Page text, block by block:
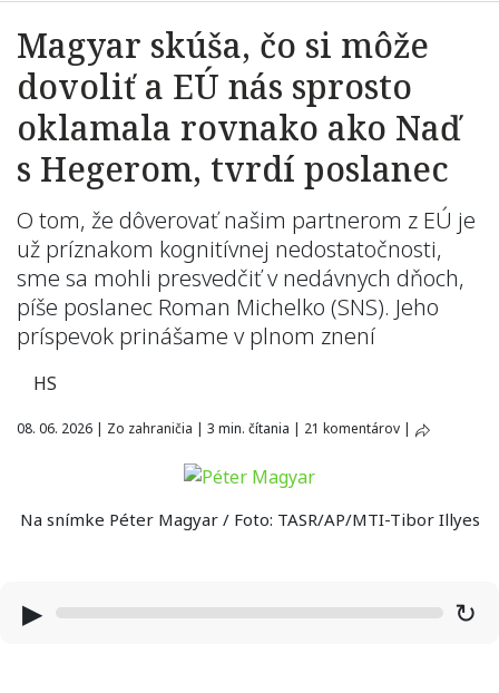
Magyar skúša, čo si môže
dovoliť a EÚ nás sprosto
oklamala rovnako ako Naď
s Hegerom, tvrdí poslanec
O tom, že dôverovať našim partnerom z EÚ je
už príznakom kognitívnej nedostatočnosti,
sme sa mohli presvedčiť v nedávnych dňoch,
píše poslanec Roman Michelko (SNS). Jeho
príspevok prinášame v plnom znení
HS
08. 06. 2026 | Zo zahraničia | 3 min. čítania | 21 komentárov |
Na snímke Péter Magyar / Foto: TASR/AP/MTI-Tibor Illyes
▶ ↻